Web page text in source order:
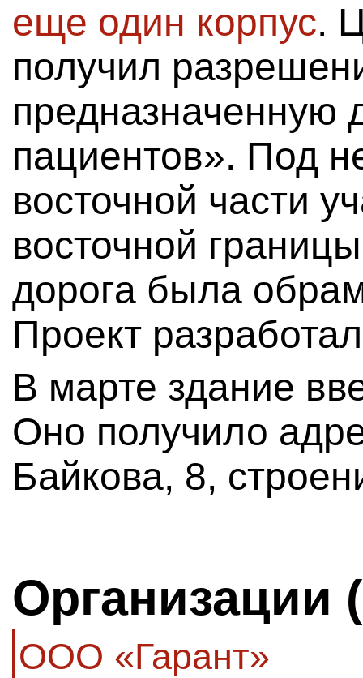
еще один корпус.
получил
предназначенную
пациентов». Под
восточной части
восточной
дорога была
Проект
В марте здание
Оно получило
Байкова, 8,
Организации
ООО «Гарант»